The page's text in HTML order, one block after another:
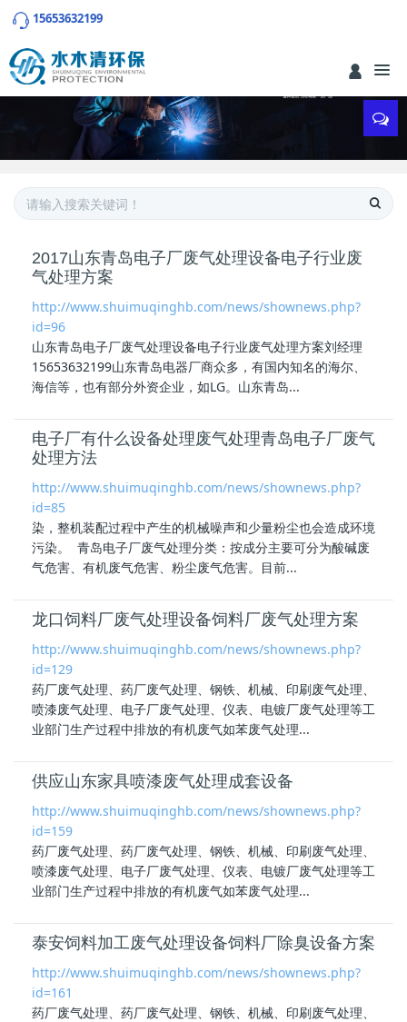
15653632199
2017山东青岛电子厂废气处理设备电子行业废
气处理方案
http://www.shuimuqinghb.com/news/shownews.php?
id=96
山东青岛电子厂废气处理设备电子行业废气处理方案刘经理
15653632199山东青岛电器厂商众多，有国内知名的海尔、
海信等，也有部分外资企业，如LG。山东青岛...
电子厂有什么设备处理废气处理青岛电子厂废气
处理方法
http://www.shuimuqinghb.com/news/shownews.php?
id=85
染，整机装配过程中产生的机械噪声和少量粉尘也会造成环境
污染。 青岛电子厂废气处理分类：按成分主要可分为酸碱废
气危害、有机废气危害、粉尘废气危害。目前...
龙口饲料厂废气处理设备饲料厂废气处理方案
http://www.shuimuqinghb.com/news/shownews.php?
id=129
药厂废气处理、药厂废气处理、钢铁、机械、印刷废气处理、
喷漆废气处理、 电子厂废气处理 、仪表、电镀厂废气处理等工
业部门生产过程中排放的有机废气如苯废气处理...
供应山东家具喷漆废气处理成套设备
http://www.shuimuqinghb.com/news/shownews.php?
id=159
药厂废气处理、药厂废气处理、钢铁、机械、印刷废气处理、
喷漆废气处理、 电子厂废气处理 、仪表、电镀厂废气处理等工
业部门生产过程中排放的有机废气如苯废气处理...
泰安饲料加工废气处理设备饲料厂除臭设备方案
http://www.shuimuqinghb.com/news/shownews.php?
id=161
药厂废气处理、药厂废气处理、钢铁、机械、印刷废气处理、